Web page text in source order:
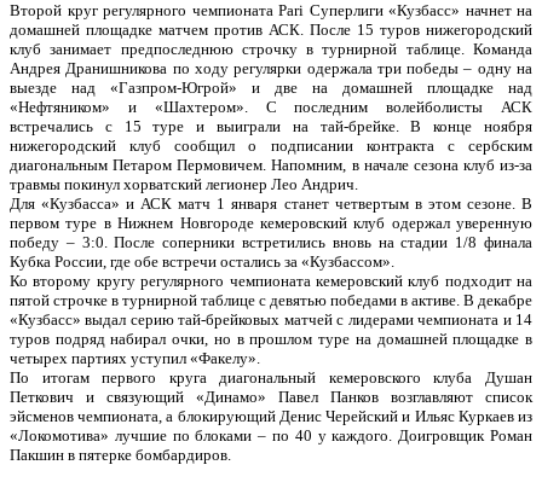
Второй круг регулярного чемпионата Pari Суперлиги «Кузбасс» начнет на
домашней площадке матчем против АСК. После 15 туров нижегородский
клуб занимает предпоследнюю строчку в турнирной таблице. Команда
Андрея Дранишникова по ходу регулярки одержала три победы – одну на
выезде над «Газпром-Югрой» и две на домашней площадке над
«Нефтяником» и «Шахтером». С последним волейболисты АСК
встречались с 15 туре и выиграли на тай-брейке. В конце ноября
нижегородский клуб сообщил о подписании контракта с сербским
диагональным Петаром Пермовичем. Напомним, в начале сезона клуб из-за
травмы покинул хорватский легионер Лео Андрич.
Для «Кузбасса» и АСК матч 1 января станет четвертым в этом сезоне. В
первом туре в Нижнем Новгороде кемеровский клуб одержал уверенную
победу – 3:0. После соперники встретились вновь на стадии 1/8 финала
Кубка России, где обе встречи остались за «Кузбассом».
Ко второму кругу регулярного чемпионата кемеровский клуб подходит на
пятой строчке в турнирной таблице с девятью победами в активе. В декабре
«Кузбасс» выдал серию тай-брейковых матчей с лидерами чемпионата и 14
туров подряд набирал очки, но в прошлом туре на домашней площадке в
четырех партиях уступил «Факелу».
По итогам первого круга диагональный кемеровского клуба Душан
Петкович и связующий «Динамо» Павел Панков возглавляют список
эйсменов чемпионата, а блокирующий Денис Черейский и Ильяс Куркаев из
«Локомотива» лучшие по блоками – по 40 у каждого. Доигровщик Роман
Пакшин в пятерке бомбардиров.